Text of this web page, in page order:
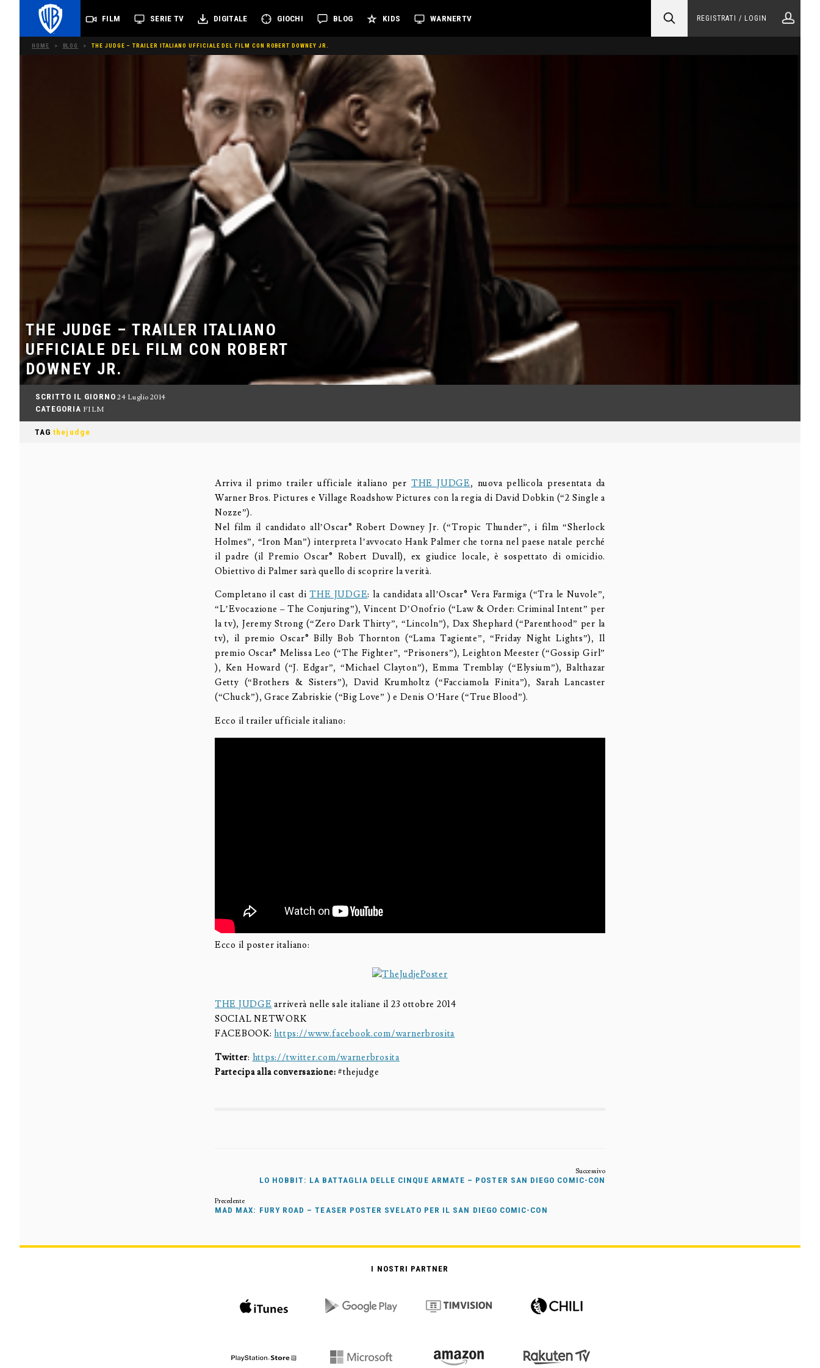
FILM SERIE TV DIGITALE GIOCHI BLOG KIDS WARNERTV REGISTRATI / LOGIN
HOME > BLOG > THE JUDGE – TRAILER ITALIANO UFFICIALE DEL FILM CON ROBERT DOWNEY JR.
THE JUDGE – TRAILER ITALIANO
UFFICIALE DEL FILM CON ROBERT
DOWNEY JR.
SCRITTO IL GIORNO 24 Luglio 2014
CATEGORIA FILM
TAGthejudge
Arriva il primo trailer ufficiale italiano per THE JUDGE, nuova pellicola presentata da
Warner Bros. Pictures e Village Roadshow Pictures con la regia di David Dobkin (“2 Single a
Nozze”).
Nel film il candidato all’Oscar® Robert Downey Jr. (“Tropic Thunder”, i film “Sherlock
Holmes”, “Iron Man”) interpreta l’avvocato Hank Palmer che torna nel paese natale perché
il padre (il Premio Oscar® Robert Duvall), ex giudice locale, è sospettato di omicidio.
Obiettivo di Palmer sarà quello di scoprire la verità.
Completano il cast diTHE JUDGE: la candidata all’Oscar® Vera Farmiga (“Tra le Nuvole”,
“L’Evocazione – The Conjuring”), Vincent D’Onofrio (“Law & Order: Criminal Intent” per
la tv), Jeremy Strong (“Zero Dark Thirty”, “Lincoln”), Dax Shephard (“Parenthood” per la
tv), il premio Oscar® Billy Bob Thornton (“Lama Tagiente”, “Friday Night Lights”), Il
premio Oscar® Melissa Leo (“The Fighter”, “Prisoners”), Leighton Meester (“Gossip Girl”
), Ken Howard (“J. Edgar”, “Michael Clayton”), Emma Tremblay (“Elysium”), Balthazar
Getty (“Brothers & Sisters”), David Krumholtz (“Facciamola Finita”), Sarah Lancaster
(“Chuck”), Grace Zabriskie (“Big Love” ) e Denis O’Hare (“True Blood”).
Ecco il trailer ufficiale italiano:
Ecco il poster italiano:
THE JUDGE arriverà nelle sale italiane il 23 ottobre 2014
SOCIAL NETWORK
FACEBOOK:https://www.facebook.com/warnerbrosita
Twitter: https://twitter.com/warnerbrosita
Partecipa alla conversazione: #thejudge
LO HOBBIT: LA BATTAGLIA DELLE CINQUE ARMATE – POSTER SAN DIEGO COMIC-CON
MAD MAX: FURY ROAD – TEASER POSTER SVELATO PER IL SAN DIEGO COMIC-CON
I NOSTRI PARTNER